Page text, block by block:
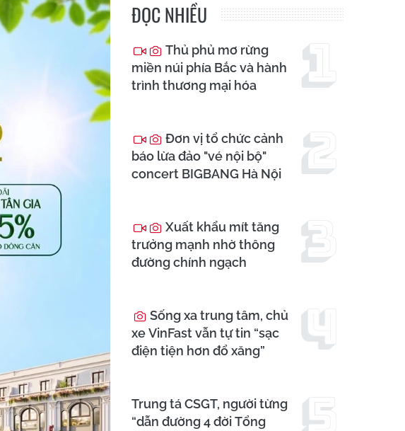
ĐỌC NHIỀU
Thủ phủ mơ rừng
miền núi phía Bắc và hành
trình thương mại hóa
Đơn vị tổ chức cảnh
báo lừa đảo "vé nội bộ"
concert BIGBANG Hà Nội
Xuất khẩu mít tăng
trưởng mạnh nhờ thông
đường chính ngạch
Sống xa trung tâm, chủ
xe VinFast vẫn tự tin “sạc
điện tiện hơn đổ xăng”
Trung tá CSGT, người từng
“dẫn đường 4 đời Tổng